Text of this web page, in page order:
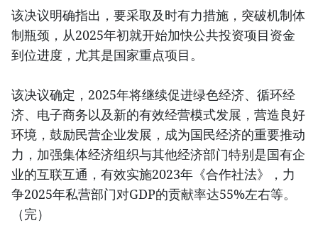
该决议明确指出，要采取及时有力措施，突破机制体
制瓶颈，从2025年初就开始加快公共投资项目资金
到位进度，尤其是国家重点项目。
该决议确定，2025年将继续促进绿色经济、循环经
济、电子商务以及新的有效经营模式发展，营造良好
环境，鼓励民营企业发展，成为国民经济的重要推动
力，加强集体经济组织与其他经济部门特别是国有企
业的互联互通，有效实施2023年《合作社法》，力
争2025年私营部门对GDP的贡献率达55%左右等。
（完）